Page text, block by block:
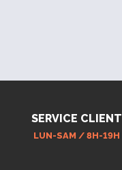
SERVICE CLIENT
LUN-SAM / 8H-19H